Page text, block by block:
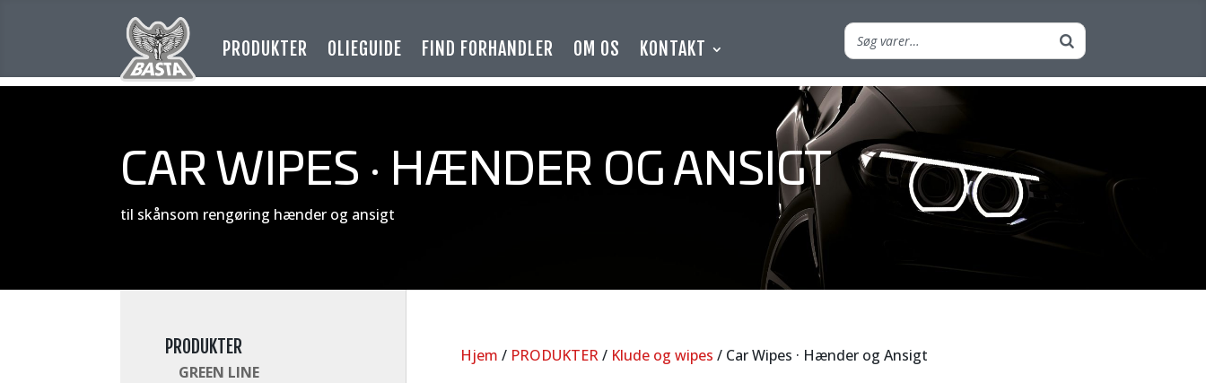
PRODUKTER OLIEGUIDE FIND FORHANDLER OM OS KONTAKT
CAR WIPES · HÆNDER OG ANSIGT
til skånsom rengøring hænder og ansigt
PRODUKTER
GREEN LINE
Hjem / PRODUKTER/ Klude og wipes / Car Wipes · Hænder og Ansigt